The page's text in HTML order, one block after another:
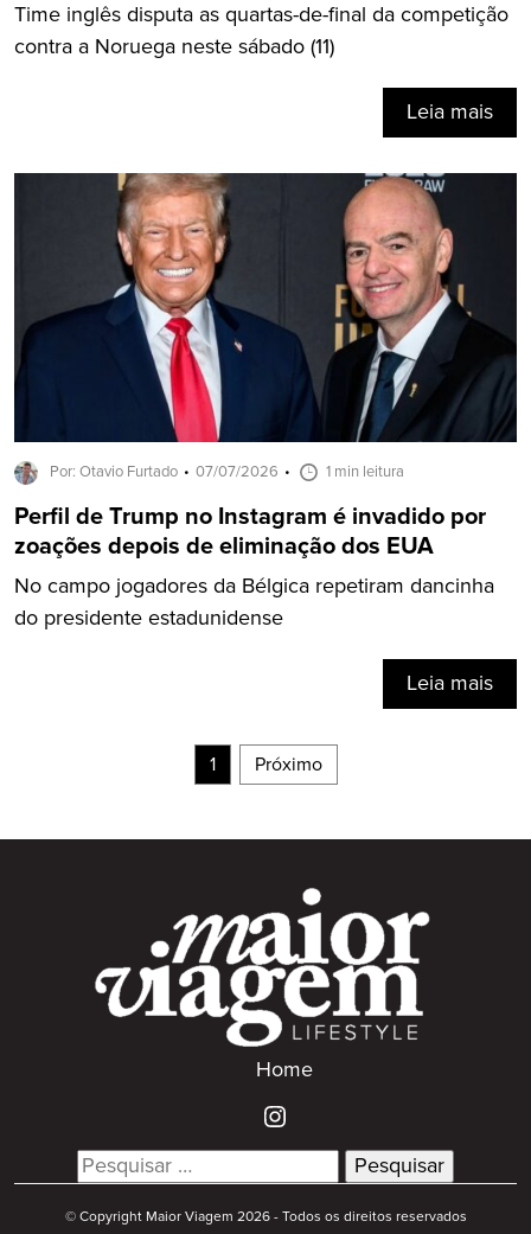
Time inglês disputa as quartas-de-final da competição
contra a Noruega neste sábado (11)
Leia mais
Por: Otavio Furtado 07/07/2026 1 min leitura
Perfil de Trump no Instagram é invadido por
zoações depois de eliminação dos EUA
No campo jogadores da Bélgica repetiram dancinha
do presidente estadunidense
Leia mais
1 Próximo
Home
Search
for:
© Copyright Maior Viagem 2026 - Todos os direitos reservados